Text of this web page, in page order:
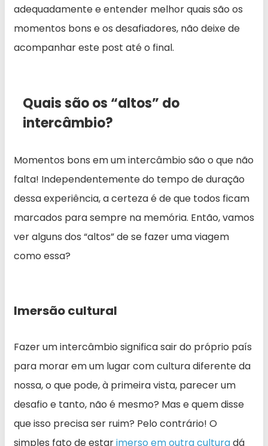
adequadamente e entender melhor quais são os
momentos bons e os desafiadores, não deixe de
acompanhar este post até o final.
Quais são os “altos” do
intercâmbio?
Momentos bons em um intercâmbio são o que não
falta! Independentemente do tempo de duração
dessa experiência, a certeza é de que todos ficam
marcados para sempre na memória. Então, vamos
ver alguns dos “altos” de se fazer uma viagem
como essa?
Imersão cultural
Fazer um intercâmbio significa sair do próprio país
para morar em um lugar com cultura diferente da
nossa, o que pode, à primeira vista, parecer um
desafio e tanto, não é mesmo? Mas e quem disse
que isso precisa ser ruim? Pelo contrário! O
simples fato de estarimerso em outra culturadá